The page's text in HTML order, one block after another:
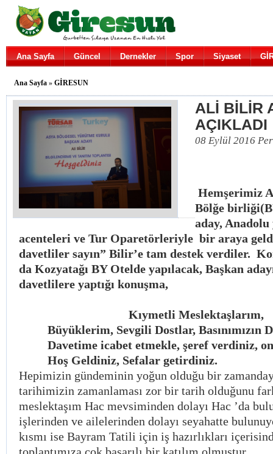
Ana Sayfa Güncel Dernekler Spor Siyaset
Ana Sayfa » GİRESUN
ALİ BİLİR
AÇIKLADI
08 Eylül 2016
Hemşerimiz
Bölğe
aday, Anadolu
acenteleri ve Tur Oparetörleriyle bir araya
davetliler sayın” Bilir’e tam destek verdiler.
da Kozyatağı BY Otelde yapılacak, Başkan
davetlilere yaptığı konuşma,
Kıymetli Meslektaşlarım,
Büyüklerim, Sevgili Dostlar, Basınımızın
Davetime icabet etmekle, şeref verdiniz,
Hoş Geldiniz, Sefalar getirdiniz.
Hepimizin gündeminin yoğun olduğu bir
tarihimizin zamanlaması zor bir tarih olduğunu
meslektaşım Hac mevsiminden dolayı Hac ’da
işlerinden ve ailelerinden dolayı seyahatte
kısmı ise Bayram Tatili için iş hazırlıkları